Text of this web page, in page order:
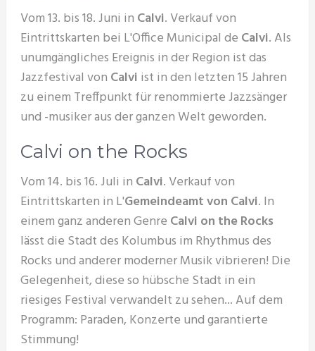
Vom 13. bis 18. Juni in Calvi. Verkauf von
Eintrittskarten bei L'Office Municipal de Calvi. Als
unumgängliches Ereignis in der Region ist das
Jazzfestival von Calvi ist in den letzten 15 Jahren
zu einem Treffpunkt für renommierte Jazzsänger
und -musiker aus der ganzen Welt geworden.
Calvi on the Rocks
Vom 14. bis 16. Juli in Calvi. Verkauf von
Eintrittskarten in L'Gemeindeamt von Calvi. In
einem ganz anderen Genre Calvi on the Rocks
lässt die Stadt des Kolumbus im Rhythmus des
Rocks und anderer moderner Musik vibrieren! Die
Gelegenheit, diese so hübsche Stadt in ein
riesiges Festival verwandelt zu sehen... Auf dem
Programm: Paraden, Konzerte und garantierte
Stimmung!